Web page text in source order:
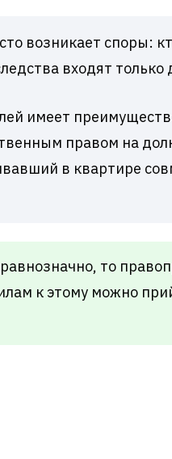
возникает споры:
входят
имеет
правом на
в квартире
то
к этому можно